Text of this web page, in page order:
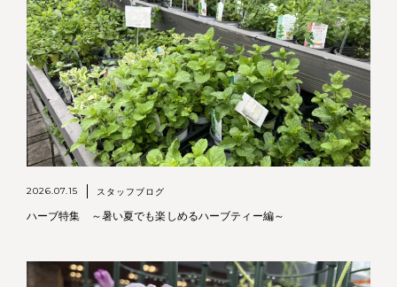
2026.07.15 スタッフブログ
ハーブ特集 ～暑い夏でも楽しめるハーブティー編～